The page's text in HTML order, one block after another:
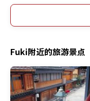
Fuki附近的旅游景点